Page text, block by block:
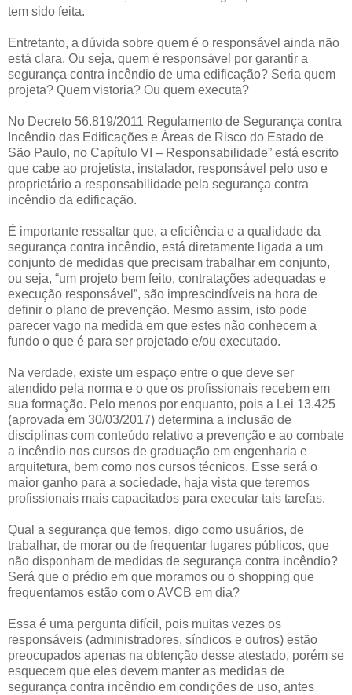
tem sido feita.
Entretanto, a dúvida sobre quem é o responsável ainda não
está clara. Ou seja, quem é responsável por garantir a
segurança contra incêndio de uma edificação? Seria quem
projeta? Quem vistoria? Ou quem executa?
No Decreto 56.819/2011 Regulamento de Segurança contra
Incêndio das Edificações e Áreas de Risco do Estado de
São Paulo, no Capítulo VI – Responsabilidade” está escrito
que cabe ao projetista, instalador, responsável pelo uso e
proprietário a responsabilidade pela segurança contra
incêndio da edificação.
É importante ressaltar que, a eficiência e a qualidade da
segurança contra incêndio, está diretamente ligada a um
conjunto de medidas que precisam trabalhar em conjunto,
ou seja, “um projeto bem feito, contratações adequadas e
execução responsável”, são imprescindíveis na hora de
definir o plano de prevenção. Mesmo assim, isto pode
parecer vago na medida em que estes não conhecem a
fundo o que é para ser projetado e/ou executado.
Na verdade, existe um espaço entre o que deve ser
atendido pela norma e o que os profissionais recebem em
sua formação. Pelo menos por enquanto, pois a Lei 13.425
(aprovada em 30/03/2017) determina a inclusão de
disciplinas com conteúdo relativo a prevenção e ao combate
a incêndio nos cursos de graduação em engenharia e
arquitetura, bem como nos cursos técnicos. Esse será o
maior ganho para a sociedade, haja vista que teremos
profissionais mais capacitados para executar tais tarefas.
Qual a segurança que temos, digo como usuários, de
trabalhar, de morar ou de frequentar lugares públicos, que
não disponham de medidas de segurança contra incêndio?
Será que o prédio em que moramos ou o shopping que
frequentamos estão com o AVCB em dia?
Essa é uma pergunta difícil, pois muitas vezes os
responsáveis (administradores, síndicos e outros) estão
preocupados apenas na obtenção desse atestado, porém se
esquecem que eles devem manter as medidas de
segurança contra incêndio em condições de uso, antes